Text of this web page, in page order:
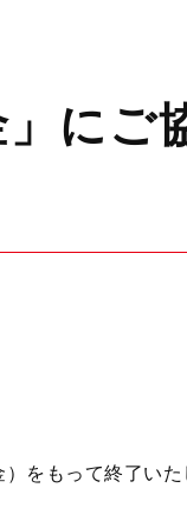
にご
をもって終了いた